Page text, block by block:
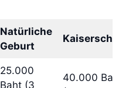
Natürliche
Geburt
25.000
Baht (3
40.000 Baht